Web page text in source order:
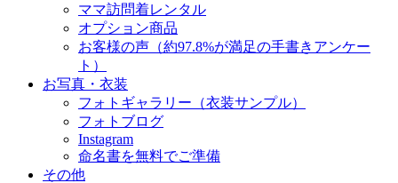
ママ訪問着レンタル
オプション商品
お客様の声（約97.8%が満足の手書きアンケー
ト）
お写真・衣装
フォトギャラリー（衣装サンプル）
フォトブログ
Instagram
命名書を無料でご準備
その他